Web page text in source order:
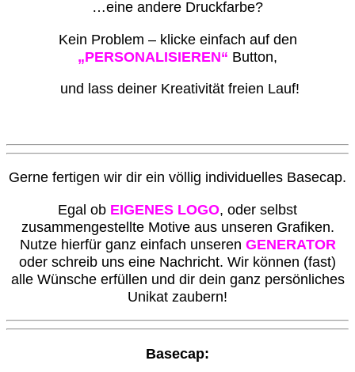
…eine andere Druckfarbe?
Kein Problem – klicke einfach auf den
„PERSONALISIEREN“ Button,
und lass deiner Kreativität freien Lauf!
Gerne fertigen wir dir ein völlig individuelles Basecap.
Egal ob EIGENES LOGO, oder selbst
zusammengestellte Motive aus unseren Grafiken.
Nutze hierfür ganz einfach unseren GENERATOR
oder schreib uns eine Nachricht. Wir können (fast)
alle Wünsche erfüllen und dir dein ganz persönliches
Unikat zaubern!
Basecap: